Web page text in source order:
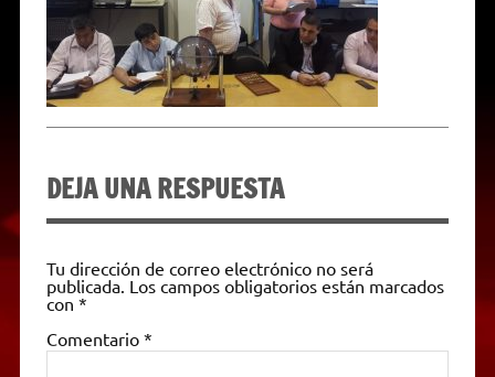
p
m
k
e
r
k
i
e
n
d
l
y
DEJA UNA RESPUESTA
Tu dirección de correo electrónico no será
publicada. Los campos obligatorios están marcados
con *
Comentario *